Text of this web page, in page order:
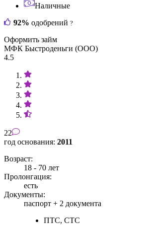
Наличные
92% одобрений ?
Оформить займ
МФК Быстроденьги (ООО)
4.5
22
год основания: 2011
Возраст:
18 - 70 лет
Пролонгация:
есть
Документы:
паспорт + 2 документа
ПТС, СТС